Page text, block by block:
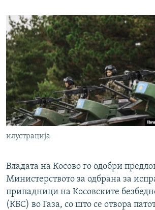
илустрација
Владата на Косово го одобри
Министерството за одбрана за
припадници на Косовските
(КБС) во Газа, со што се отвора